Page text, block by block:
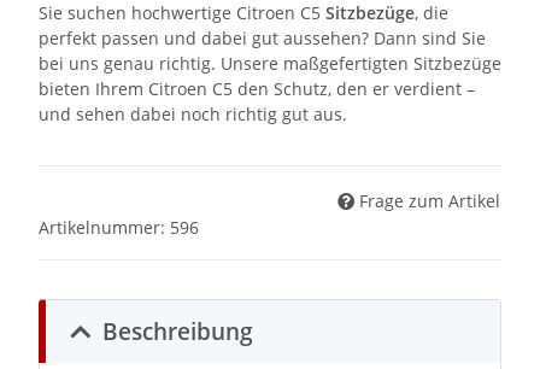
Sie suchen hochwertige Citroen C5 Sitzbezüge, die
perfekt passen und dabei gut aussehen? Dann sind Sie
bei uns genau richtig. Unsere maßgefertigten Sitzbezüge
bieten Ihrem Citroen C5 den Schutz, den er verdient –
und sehen dabei noch richtig gut aus.
Frage zum Artikel
Artikelnummer: 596
Beschreibung